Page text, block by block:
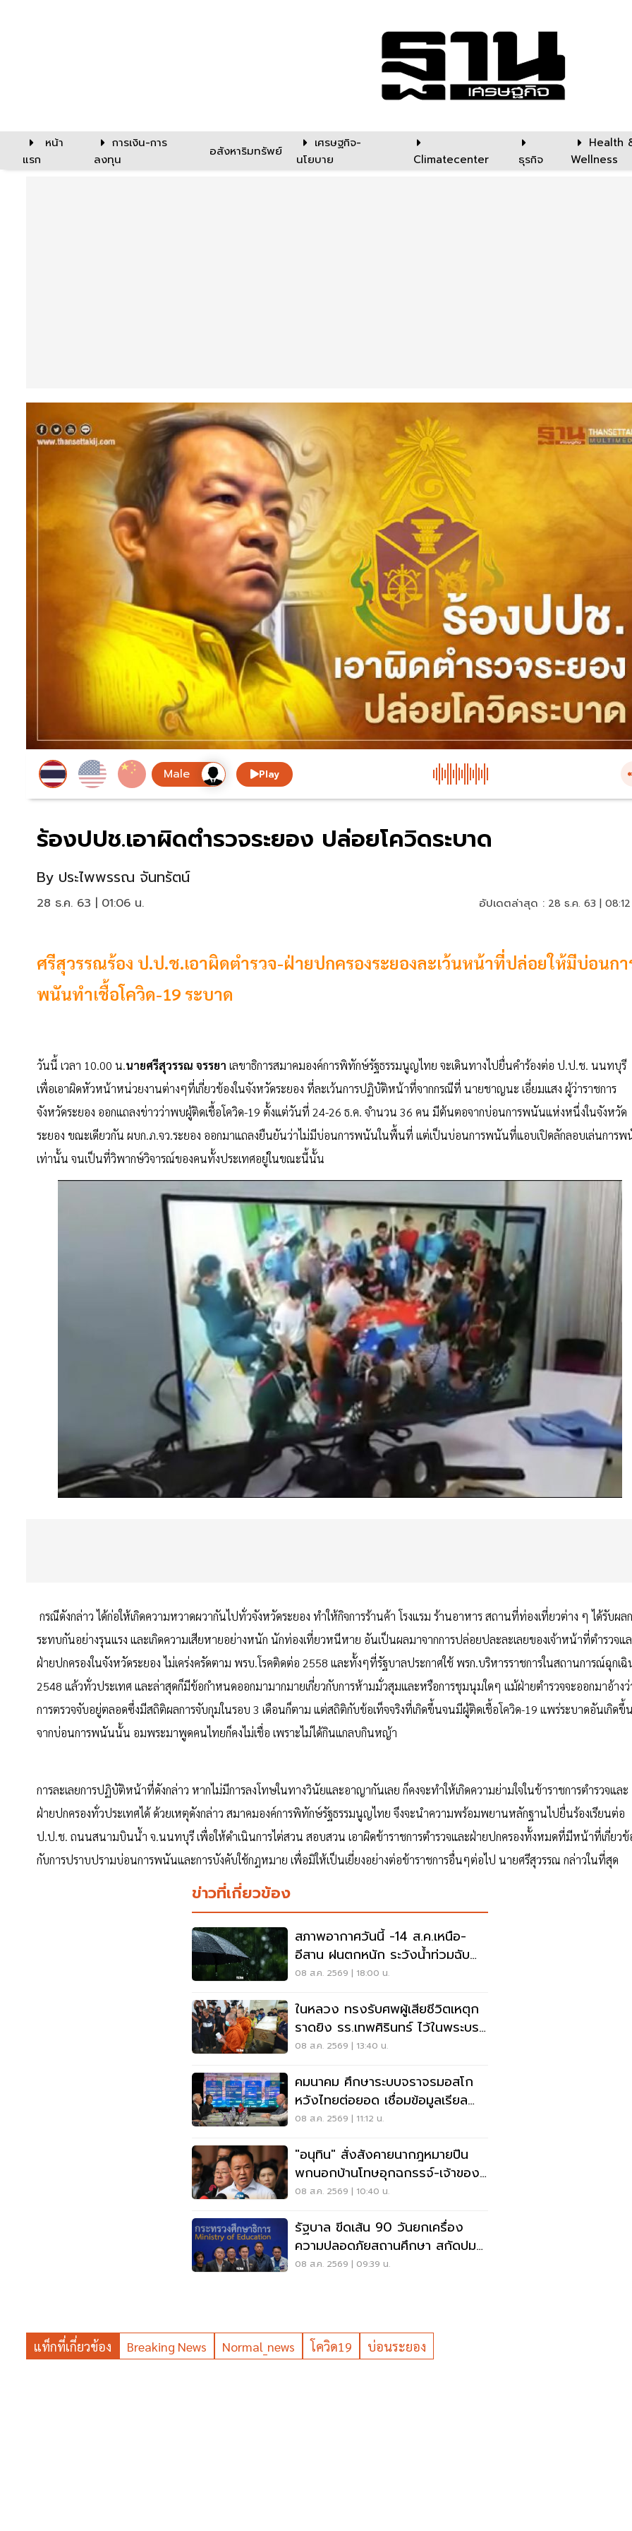
หน้า
แรก
การเงิน-การ
ลงทุน
อสังหาริมทรัพย์
เศรษฐกิจ-
นโยบาย
Climatecenter ธุรกิจ
Health
Wellness
Play
ร้องปปช.เอาผิดตำรวจระยอง ปล่อยโควิดระบาด
By ประไพพรรณ จันทรัตน์
28 ธ.ค. 63 | 01:06 น. อัปเดตล่าสุด : 28 ธ.ค. 63 |
ศรีสุวรรณร้อง ป.ป.ช.เอาผิดตำรวจ-ฝ่ายปกครองระยองละเว้นหน้าที่ปล่อยให้มีบ่อนกา
พนันทำเชื้อโควิด-19 ระบาด
วันนี้ เวลา 10.00 น.นายศรีสุวรรณ จรรยา เลขาธิการสมาคมองค์การพิทักษ์รัฐธรรมนูญไทย จะเดินทางไปยื่นคำร้องต่อ ป.ป.ช. นนทบุรี
เพื่อเอาผิดหัวหน้าหน่วยงานต่างๆที่เกี่ยวข้องในจังหวัดระยอง ที่ละเว้นการปฏิบัติหน้าที่จากกรณีที่ นายชาญนะ เอี่ยมแสง ผู้ว่าราชการ
จังหวัดระยอง ออกแถลงข่าวว่าพบผู้ติดเชื้อโควิด-19 ตั้งแต่วันที่ 24-26 ธ.ค. จำนวน 36 คน มีต้นตอจากบ่อนการพนันแห่งหนึ่งในจังหวัด
ระยอง ขณะเดียวกัน ผบก.ภ.จว.ระยอง ออกมาแถลงยืนยันว่าไม่มีบ่อนการพนันในพื้นที่ แต่เป็นบ่อนการพนันที่แอบเปิดลักลอบเล่นการ
เท่านั้น จนเป็นที่วิพากษ์วิจารณ์ของคนทั้งประเทศอยู่ในขณะนี้นั้น
กรณีดังกล่าว ได้ก่อให้เกิดความหวาดผวากันไปทั่วจังหวัดระยอง ทำให้กิจการร้านค้า โรงแรม ร้านอาหาร สถานที่ท่องเที่ยวต่าง ๆ ได้รับผลก
ระทบกันอย่างรุนแรง และเกิดความเสียหายอย่างหนัก นักท่องเที่ยวหนีหาย อันเป็นผลมาจากการปล่อยปละละเลยของเจ้าหน้าที่ตำรวจแ
ฝ่ายปกครองในจังหวัดระยอง ไม่เคร่งครัดตาม พรบ.โรคติดต่อ 2558 และทั้งๆที่รัฐบาลประกาศใช้ พรก.บริหารราชการในสถานการณ์ฉุกเฉิ
2548 แล้วทั่วประเทศ และล่าสุดก็มีข้อกำหนดออกมามากมายเกี่ยวกับการห้ามมั่วสุมและหรือการชุมนุมใดๆ แม้ฝ่ายตำรวจจะออกมาอ้าง
การตรวจจับอยู่ตลอดซึ่งมีสถิติผลการจับกุมในรอบ 3 เดือนก็ตาม แต่สถิติกับข้อเท็จจริงที่เกิดขึ้นจนมีผู้ติดเชื้อโควิด-19 แพร่ระบาดอันเกิดขึ้
จากบ่อนการพนันนั้น อมพระมาพูดคนไทยก็คงไม่เชื่อ เพราะไม่ได้กินแกลบกินหญ้า
การละเลยการปฏิบัติหน้าที่ดังกล่าว หากไม่มีการลงโทษในทางวินัยและอาญากันเลย ก็คงจะทำให้เกิดความย่ามใจในข้าราชการตำรวจและ
ฝ่ายปกครองทั่วประเทศได้ ด้วยเหตุดังกล่าว สมาคมองค์การพิทักษ์รัฐธรรมนูญไทย จึงจะนำความพร้อมพยานหลักฐานไปยื่นร้องเรียนต่อ
ป.ป.ช. ถนนสนามบินน้ำ จ.นนทบุรี เพื่อให้ดำเนินการไต่สวน สอบสวน เอาผิดข้าราชการตำรวจและฝ่ายปกครองทั้งหมดที่มีหน้าที่เกี่ยวข้
กับการปราบปรามบ่อนการพนันและการบังคับใช้กฎหมาย เพื่อมิให้เป็นเยี่ยงอย่างต่อข้าราชการอื่นๆต่อไป นายศรีสุวรรณ กล่าวในที่สุด
ข่าวที่เกี่ยวข้อง
สภาพอากาศวันนี้ -14 ส.ค.เหนือ-
อีสาน ฝนตกหนัก ระวังน้ำท่วมฉับ
พลัน น้ำป่าไหลหลาก
08 ส.ค. 2569 | 18:00 น.
ในหลวง ทรงรับศพผู้เสียชีวิตเหตุก
ราดยิง รร.เทพศิรินทร์ ไว้ในพระบรม
ราชานุเคราะห์
08 ส.ค. 2569 | 13:40 น.
คมนาคม ศึกษาระบบจราจรมอสโก
หวังไทยต่อยอด เชื่อมข้อมูลเรียล
ไทม์ แก้รถติด
08 ส.ค. 2569 | 11:12 น.
"อนุทิน" สั่งสังคายนากฎหมายปืน
พกนอกบ้านโทษอุกฉกรรจ์-เจ้าของ
โดนหนัก
08 ส.ค. 2569 | 10:40 น.
รัฐบาล ขีดเส้น 90 วันยกเครื่อง
ความปลอดภัยสถานศึกษา สกัดปม
บูลลี่
08 ส.ค. 2569 | 09:39 น.
แท็กที่เกี่ยวข้อง Breaking News Normal_news โควิด19 บ่อนระยอง